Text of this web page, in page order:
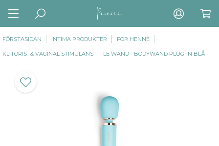
FÖRSTASIDAN INTIMA PRODUKTER FÖR HENNE
KLITORIS- & VAGINAL STIMULANS LE WAND - BODYWAND PLUG-IN BLÅ